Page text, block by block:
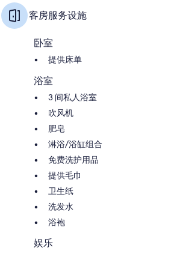
客房服务设施
卧室
提供床单
浴室
3 间私人浴室
吹风机
肥皂
淋浴/浴缸组合
免费洗护用品
提供毛巾
卫生纸
洗发水
浴袍
娱乐